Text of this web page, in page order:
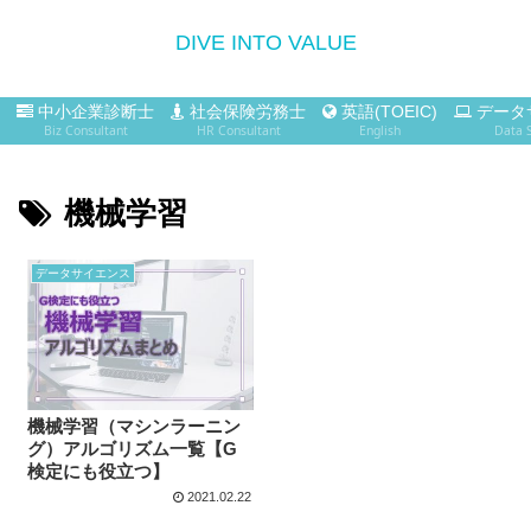
DIVE INTO VALUE
中小企業診断士
Biz Consultant
社会保険労務士
HR Consultant
英語(TOEIC)
English
データ
Data
機械学習
データサイエンス
機械学習（マシンラーニン
グ）アルゴリズム一覧【G
検定にも役立つ】
2021.02.22